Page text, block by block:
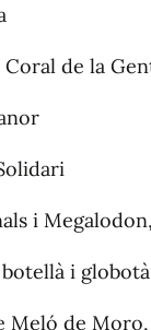
de la
i
i globotà
Meló de